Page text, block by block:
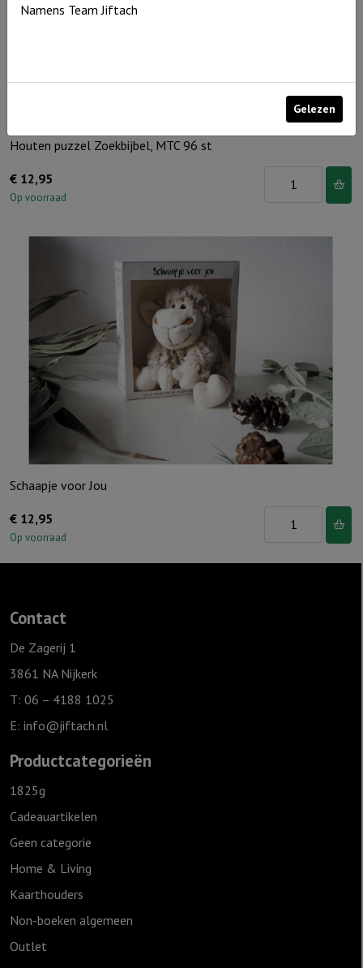
Houten puzzel Zoekbijbel, MTC 96 st
€ 12,95
Op voorraad
Houten
Schaapje voor Jou
€ 12,95
Op voorraad
Jou
Contact
De Zagerij 1
3861 NA Nijkerk
T: 06 – 4188 1025
E: info@jiftach.nl
Productcategorieën
1825g
Cadeauartikelen
Geen categorie
Home & Living
Kaarthouders
Non-boeken algemeen
Outlet
Namens Team Jiftach
Gelezen